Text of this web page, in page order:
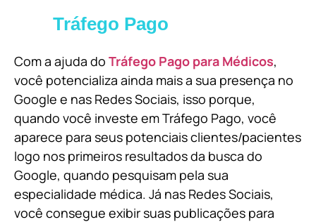
Tráfego Pago
Com a ajuda do Tráfego Pago para Médicos,
você potencializa ainda mais a sua presença no
Google e nas Redes Sociais, isso porque,
quando você investe em Tráfego Pago, você
aparece para seus potenciais clientes/pacientes
logo nos primeiros resultados da busca do
Google, quando pesquisam pela sua
especialidade médica. Já nas Redes Sociais,
você consegue exibir suas publicações para